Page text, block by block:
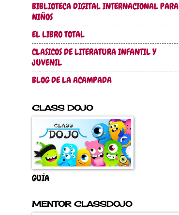
BIBLIOTECA DIGITAL INTERNACIONAL PARA
NIÑOS
EL LIBRO TOTAL
CLASICOS DE LITERATURA INFANTIL Y
JUVENIL
BLOG DE LA ACAMPADA
CLASS DOJO
GUÍA
MENTOR CLASSDOJO